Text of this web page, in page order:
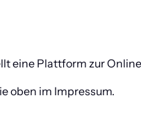
eine Plattform zur
oben im Impressum.